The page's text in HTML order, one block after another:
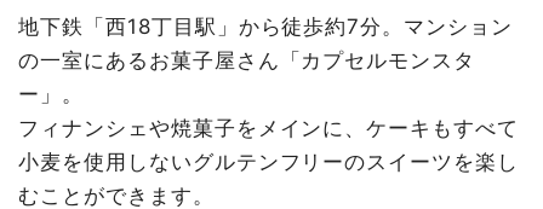
地下鉄「西18丁目駅」から徒歩約7分。マンション
の一室にあるお菓子屋さん「カプセルモンスタ
ー」。
フィナンシェや焼菓子をメインに、ケーキもすべて
小麦を使用しないグルテンフリーのスイーツを楽し
むことができます。